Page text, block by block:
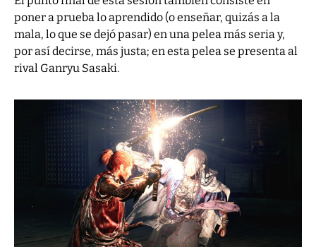
poner a prueba lo aprendido (o enseñar, quizás a la
mala, lo que se dejó pasar) en una pelea más seria y,
por así decirse, más justa; en esta pelea se presenta al
rival Ganryu Sasaki.